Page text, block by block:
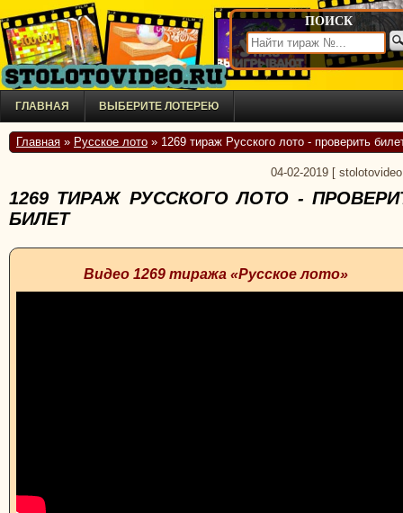
ПОИСК
ГЛАВНАЯ ВЫБЕРИТЕ ЛОТЕРЕЮ
Главная » Русское лото » 1269 тираж Русского лото - проверить
04-02-2019
1269 ТИРАЖ РУССКОГО ЛОТО -
БИЛЕТ
Видео 1269 тиража «Русское лото»